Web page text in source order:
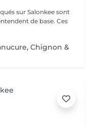
sur Salonkee sont
de base. Ces
Chignon &